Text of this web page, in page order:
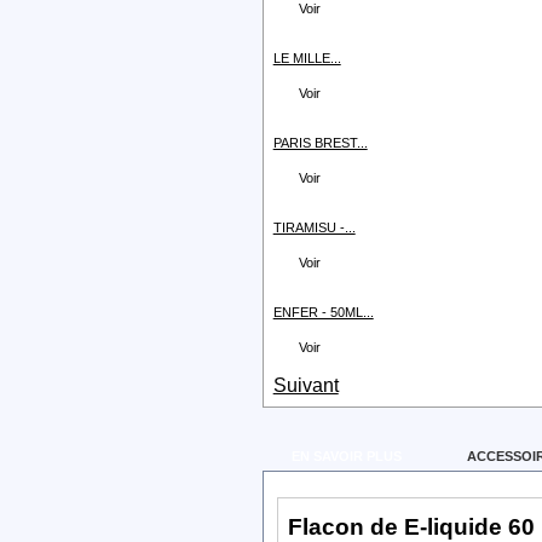
Voir
LE MILLE...
Voir
PARIS BREST...
Voir
TIRAMISU -...
Voir
ENFER - 50ML...
Voir
Suivant
Flacon de E-liquide